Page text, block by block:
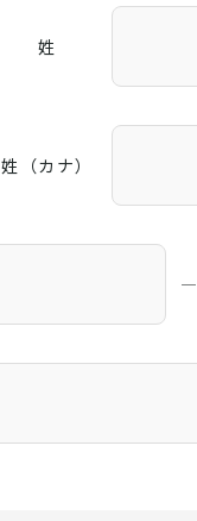
姓
姓（カナ）
―